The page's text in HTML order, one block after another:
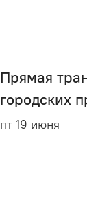
Прямая
городских
пт 19 июня